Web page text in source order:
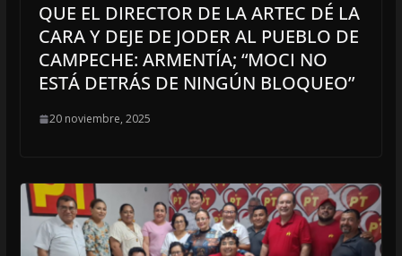
QUE EL DIRECTOR DE LA ARTEC DÉ LA
CARA Y DEJE DE JODER AL PUEBLO DE
CAMPECHE: ARMENTÍA; “MOCI NO
ESTÁ DETRÁS DE NINGÚN BLOQUEO”
20 noviembre, 2025